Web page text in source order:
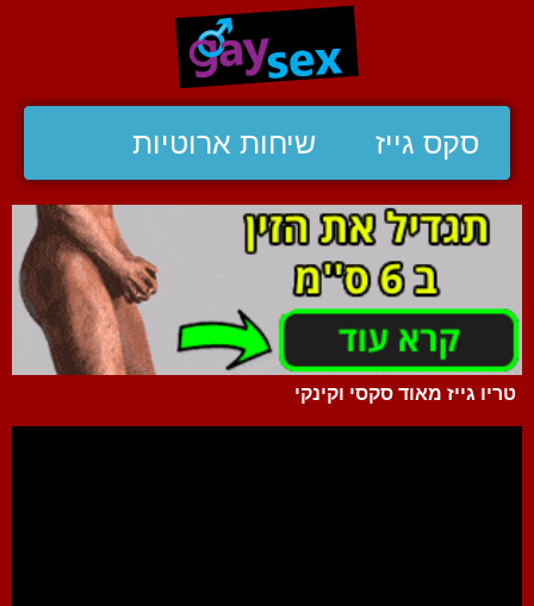
סקס גייז שיחות ארוטיות
טריו גייז מאוד סקסי וקינקי